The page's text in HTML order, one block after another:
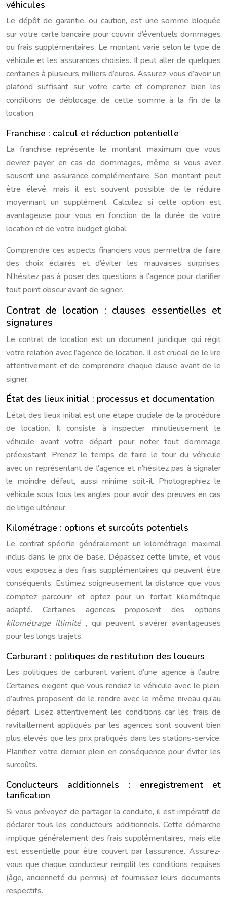
véhicules
Le dépôt de garantie, ou caution, est une somme bloquée
sur votre carte bancaire pour couvrir d’éventuels dommages
ou frais supplémentaires. Le montant varie selon le type de
véhicule et les assurances choisies. Il peut aller de quelques
centaines à plusieurs milliers d’euros. Assurez-vous d’avoir un
plafond suffisant sur votre carte et comprenez bien les
conditions de déblocage de cette somme à la fin de la
location.
Franchise : calcul et réduction potentielle
La franchise représente le montant maximum que vous
devrez payer en cas de dommages, même si vous avez
souscrit une assurance complémentaire. Son montant peut
être élevé, mais il est souvent possible de le réduire
moyennant un supplément. Calculez si cette option est
avantageuse pour vous en fonction de la durée de votre
location et de votre budget global.
Comprendre ces aspects financiers vous permettra de faire
des choix éclairés et d’éviter les mauvaises surprises.
N’hésitez pas à poser des questions à l’agence pour clarifier
tout point obscur avant de signer.
Contrat de location : clauses essentielles et
signatures
Le contrat de location est un document juridique qui régit
votre relation avec l’agence de location. Il est crucial de le lire
attentivement et de comprendre chaque clause avant de le
signer.
État des lieux initial : processus et documentation
L’état des lieux initial est une étape cruciale de la procédure
de location. Il consiste à inspecter minutieusement le
véhicule avant votre départ pour noter tout dommage
préexistant. Prenez le temps de faire le tour du véhicule
avec un représentant de l’agence et n’hésitez pas à signaler
le moindre défaut, aussi minime soit-il. Photographiez le
véhicule sous tous les angles pour avoir des preuves en cas
de litige ultérieur.
Kilométrage : options et surcoûts potentiels
Le contrat spécifie généralement un kilométrage maximal
inclus dans le prix de base. Dépassez cette limite, et vous
vous exposez à des frais supplémentaires qui peuvent être
conséquents. Estimez soigneusement la distance que vous
comptez parcourir et optez pour un forfait kilométrique
adapté. Certaines agences proposent des options
kilométrage illimité , qui peuvent s’avérer avantageuses
pour les longs trajets.
Carburant : politiques de restitution des loueurs
Les politiques de carburant varient d’une agence à l’autre.
Certaines exigent que vous rendiez le véhicule avec le plein,
d’autres proposent de le rendre avec le même niveau qu’au
départ. Lisez attentivement les conditions car les frais de
ravitaillement appliqués par les agences sont souvent bien
plus élevés que les prix pratiqués dans les stations-service.
Planifiez votre dernier plein en conséquence pour éviter les
surcoûts.
Conducteurs additionnels : enregistrement et
tarification
Si vous prévoyez de partager la conduite, il est impératif de
déclarer tous les conducteurs additionnels. Cette démarche
implique généralement des frais supplémentaires, mais elle
est essentielle pour être couvert par l’assurance. Assurez-
vous que chaque conducteur remplit les conditions requises
(âge, ancienneté du permis) et fournissez leurs documents
respectifs.